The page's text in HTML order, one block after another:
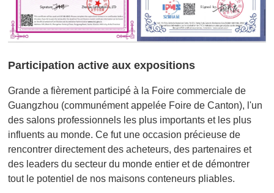
Participation active aux expositions
Grande a fièrement participé à la Foire commerciale de
Guangzhou (communément appelée Foire de Canton), l'un
des salons professionnels les plus importants et les plus
influents au monde. Ce fut une occasion précieuse de
rencontrer directement des acheteurs, des partenaires et
des leaders du secteur du monde entier et de démontrer
tout le potentiel de nos maisons conteneurs pliables.